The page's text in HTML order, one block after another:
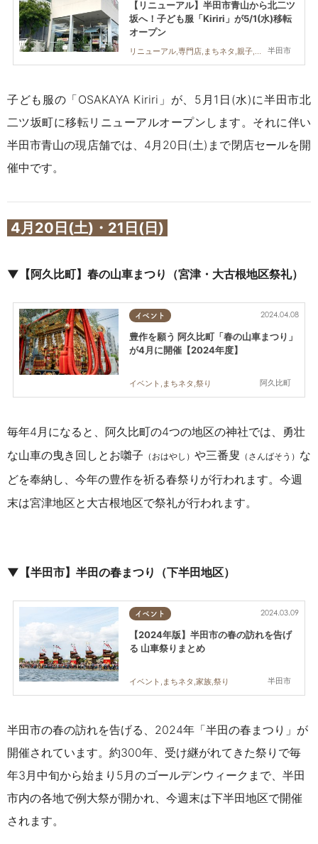
半田市
【リニューアル】半田市青山から北二ツ
坂へ！子ども服「Kiriri」が5/1(水)移転
オープン
リニューアル,専門店,まちネタ,親子,家族
子ども服の「OSAKAYA Kiriri」が、5月1日(水)に半田市北
二ツ坂町に移転リニューアルオープンします。それに伴い
半田市青山の現店舗では、4月20日(土)まで閉店セールを開
催中です。
4月20日(土)・21日(日)
▼ 【阿久比町】春の山車まつり（宮津・大古根地区祭礼）
イベント
阿久比町
2024.04.08
豊作を願う 阿久比町「春の山車まつり」
が4月に開催【2024年度】
イベント,まちネタ,祭り
毎年4月になると、阿久比町の4つの地区の神社では、勇壮
な山車の曳き回しとお囃子 （おはやし） や三番叟 （さんばそう） な
どを奉納し、今年の豊作を祈る春祭りが行われます。今週
末は宮津地区と大古根地区で祭礼が行われます。
▼ 【半田市】半田の春まつり（下半田地区）
イベント
半田市
2024.03.09
【2024年版】半田市の春の訪れを告げ
る 山車祭りまとめ
イベント,まちネタ,家族,祭り
半田市の春の訪れを告げる、2024年「半田の春まつり」が
開催されています。約300年、受け継がれてきた祭りで毎
年3月中旬から始まり5月のゴールデンウィークまで、半田
市内の各地で例大祭が開かれ、今週末は下半田地区で開催
されます。